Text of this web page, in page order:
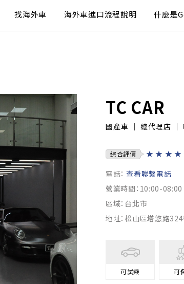
找海外車 海外車進口流程說明 什麼是
TC CAR
國產車 ｜ 總代理店 ｜
綜合評價 ★ ★ ★ ★
電話： 查看聯繫電話
營業時間：10:00-08:00
區域：台北市
地址：松山區塔悠路
可試乘 可